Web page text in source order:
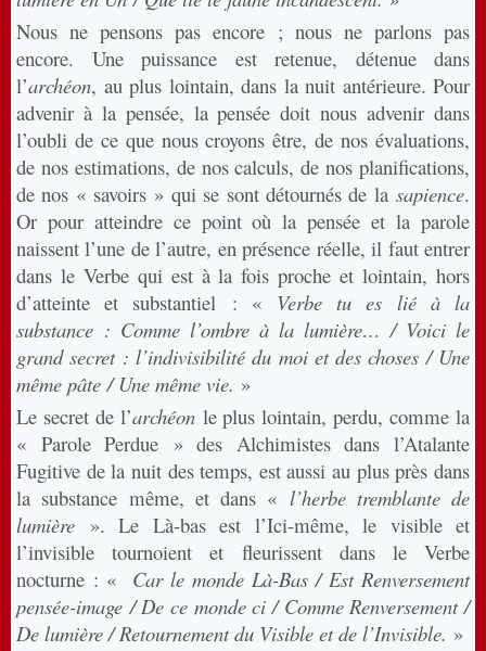
Nous ne pensons pas encore ; nous ne parlons pas
encore. Une puissance est retenue, détenue dans
l’archéon, au plus lointain, dans la nuit antérieure. Pour
advenir à la pensée, la pensée doit nous advenir dans
l’oubli de ce que nous croyons être, de nos évaluations,
de nos estimations, de nos calculs, de nos planifications,
de nos « savoirs » qui se sont détournés de la sapience.
Or pour atteindre ce point où la pensée et la parole
naissent l’une de l’autre, en présence réelle, il faut entrer
dans le Verbe qui est à la fois proche et lointain, hors
d’atteinte et substantiel : « Verbe tu es lié à la
substance : Comme l’ombre à la lumière… / Voici le
grand secret : l’indivisibilité du moi et des choses / Une
même pâte / Une même vie. »
Le secret de l’archéonle plus lointain, perdu, comme la
« Parole Perdue » des Alchimistes dans l’Atalante
Fugitive de la nuit des temps, est aussi au plus près dans
la substance même, et dans « l’herbe tremblante de
lumière ». Le Là-bas est l’Ici-même, le visible et
l’invisible tournoient et fleurissent dans le Verbe
nocturne : « Car le monde Là-Bas / Est Renversement
pensée-image / De ce monde ci / Comme Renversement /
De lumière / Retournement du Visible et de l’Invisible. »